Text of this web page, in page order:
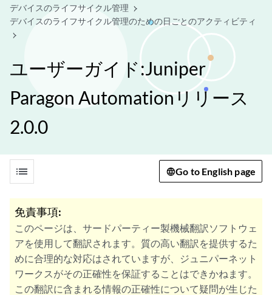
デバイスのライフサイクル管理
デバイスのライフサイクル管理のための日ごとのアクティビティ
ユーザーガイド:Juniper
Paragon Automationリリース
2.0.0
list Go to English page
免責事項:
このページは、サードパーティー製機械翻訳ソフトウェ
アを使用して翻訳されます。質の高い翻訳を提供するた
めに合理的な対応はされていますが、ジュニパーネット
ワークスがその正確性を保証することはできかねます。
この翻訳に含まれる情報の正確性について疑問が生じた